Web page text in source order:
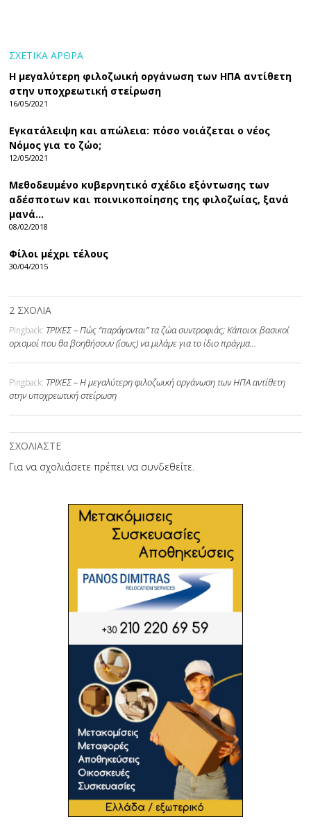
ΣΧΕΤΙΚΑ ΑΡΘΡΑ
Η μεγαλύτερη φιλοζωική οργάνωση των ΗΠΑ αντίθετη
στην υποχρεωτική στείρωση
16/05/2021
Εγκατάλειψη και απώλεια: πόσο νοιάζεται ο νέος
Νόμος για το ζώο;
12/05/2021
Μεθοδευμένο κυβερνητικό σχέδιο εξόντωσης των
αδέσποτων και ποινικοποίησης της φιλοζωίας, ξανά
μανά…
08/02/2018
Φίλοι μέχρι τέλους
30/04/2015
2 ΣΧΟΛΙΑ
Pingback: ΤΡΙΧΕΣ – Πώς “παράγονται” τα ζώα συντροφιάς; Κάποιοι βασικοί
ορισμοί που θα βοηθήσουν (ίσως) να μιλάμε για το ίδιο πράγμα…
Pingback: ΤΡΙΧΕΣ – Η μεγαλύτερη φιλοζωική οργάνωση των ΗΠΑ αντίθετη
στην υποχρεωτική στείρωση
ΣΧΟΛΙΑΣΤΕ
Για να σχολιάσετε πρέπει να συνδεθείτε.